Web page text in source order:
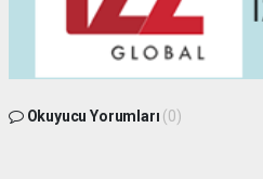
Okuyucu Yorumları (0)